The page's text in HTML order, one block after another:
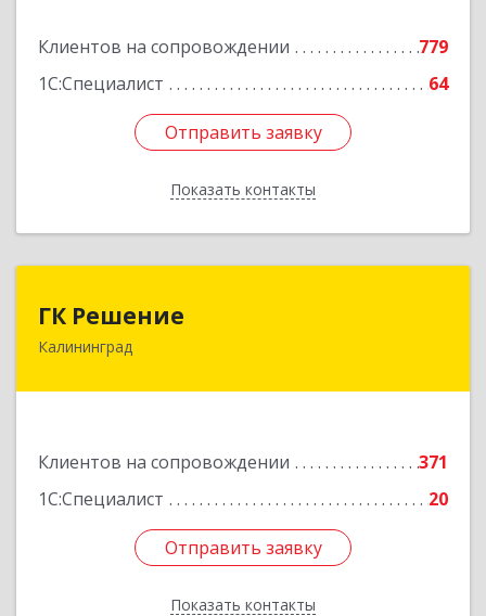
Клиентов на сопровождении
779
1С:Специалист
64
Отправить заявку
Показать контакты
Отправить заявку
Назад
ГК Решение
Калининград
Клиентов на сопровождении
371
1С:Специалист
20
Отправить заявку
Показать контакты
236038, Калининградская обл, Калининград г,
Отправить заявку
Назад